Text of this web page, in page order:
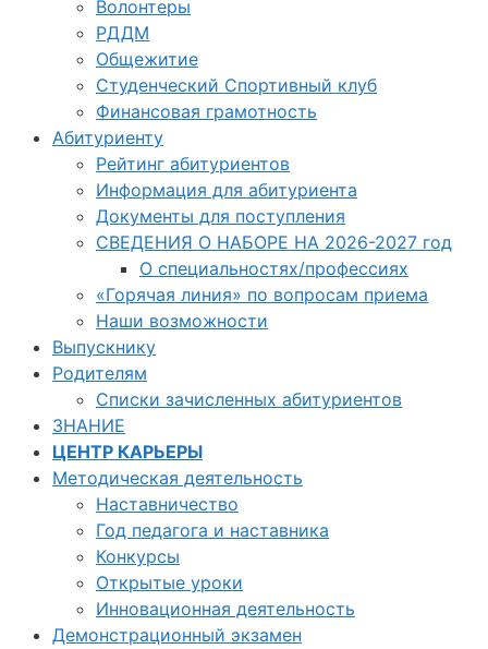
Волонтеры
РДДМ
Общежитие
Студенческий Спортивный клуб
Финансовая грамотность
Абитуриенту
Рейтинг абитуриентов
Информация для абитуриента
Документы для поступления
СВЕДЕНИЯ О НАБОРЕ НА 2026-2027 год
О специальностях/профессиях
«Горячая линия» по вопросам приема
Наши возможности
Выпускнику
Родителям
Списки зачисленных абитуриентов
ЗНАНИЕ
ЦЕНТР КАРЬЕРЫ
Методическая деятельность
Наставничество
Год педагога и наставника
Конкурсы
Открытые уроки
Инновационная деятельность
Демонстрационный экзамен